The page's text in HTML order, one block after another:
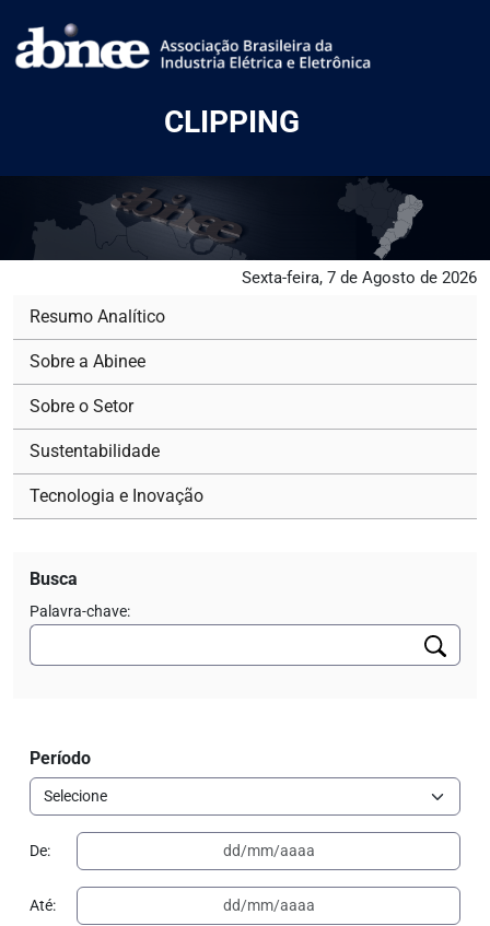
CLIPPING
Sexta-feira, 7 de Agosto de 2026
Resumo Analítico
Sobre a Abinee
Sobre o Setor
Sustentabilidade
Tecnologia e Inovação
Busca
Palavra-chave:
Período
De:
Até: